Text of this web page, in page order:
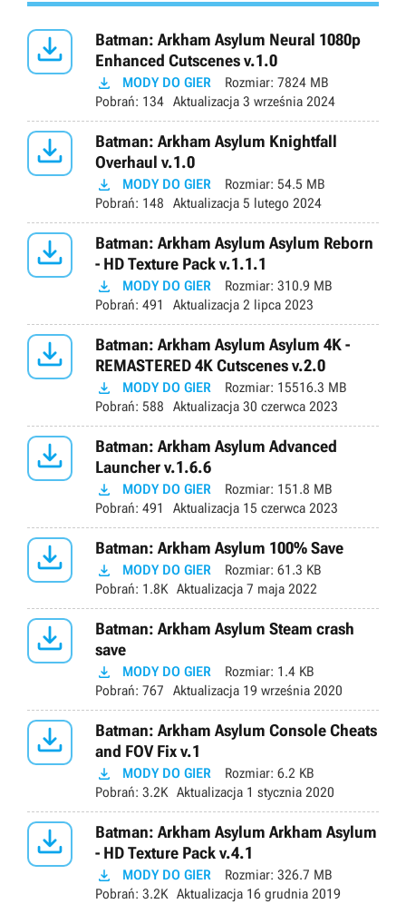

Batman: Arkham Asylum Neural 1080p
Enhanced Cutscenes v.1.0
 MODY DO GIER Rozmiar: 7824 MB
Pobrań: 134 Aktualizacja 3 września 2024

Batman: Arkham Asylum Knightfall
Overhaul v.1.0
 MODY DO GIER Rozmiar: 54.5 MB
Pobrań: 148 Aktualizacja 5 lutego 2024

Batman: Arkham Asylum Asylum Reborn
- HD Texture Pack v.1.1.1
 MODY DO GIER Rozmiar: 310.9 MB
Pobrań: 491 Aktualizacja 2 lipca 2023

Batman: Arkham Asylum Asylum 4K -
REMASTERED 4K Cutscenes v.2.0
 MODY DO GIER Rozmiar: 15516.3 MB
Pobrań: 588 Aktualizacja 30 czerwca 2023

Batman: Arkham Asylum Advanced
Launcher v.1.6.6
 MODY DO GIER Rozmiar: 151.8 MB
Pobrań: 491 Aktualizacja 15 czerwca 2023
 Batman: Arkham Asylum 100% Save
 MODY DO GIER Rozmiar: 61.3 KB
Pobrań: 1.8K Aktualizacja 7 maja 2022

Batman: Arkham Asylum Steam crash
save
 MODY DO GIER Rozmiar: 1.4 KB
Pobrań: 767 Aktualizacja 19 września 2020

Batman: Arkham Asylum Console Cheats
and FOV Fix v.1
 MODY DO GIER Rozmiar: 6.2 KB
Pobrań: 3.2K Aktualizacja 1 stycznia 2020

Batman: Arkham Asylum Arkham Asylum
- HD Texture Pack v.4.1
 MODY DO GIER Rozmiar: 326.7 MB
Pobrań: 3.2K Aktualizacja 16 grudnia 2019